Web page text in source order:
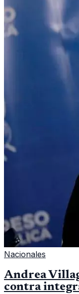
Nacionales
Andrea
contra